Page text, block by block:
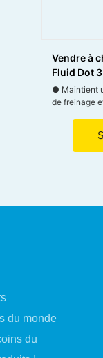
Vendre à
Fluid Dot
● Maintient
de freinage
● Réduit le
et de
du monde
du